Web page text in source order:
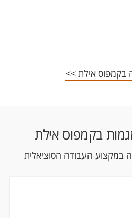
בקמפוס אילת >>
בקמפוס אילת
במקצוע העבודה הסוציאלית